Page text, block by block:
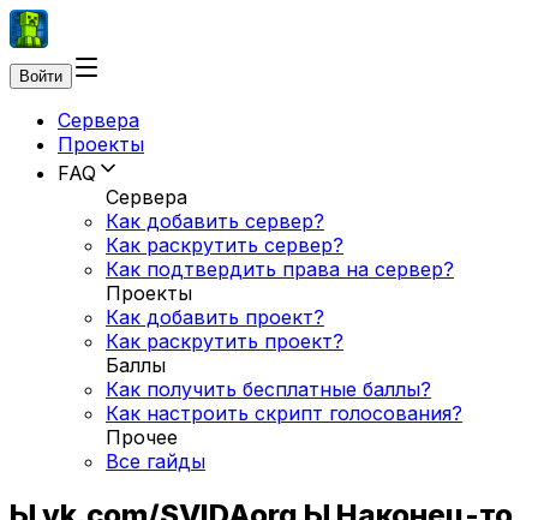
Войти
Сервера
Проекты
FAQ
Сервера
Как добавить сервер?
Как раскрутить сервер?
Как подтвердить права на сервер?
Проекты
Как добавить проект?
Как раскрутить проект?
Баллы
Как получить бесплатные баллы?
Как настроить скрипт голосования?
Прочее
Все гайды